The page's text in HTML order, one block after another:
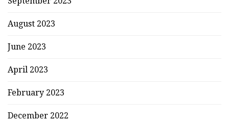
August 2023
June 2023
April 2023
February 2023
December 2022